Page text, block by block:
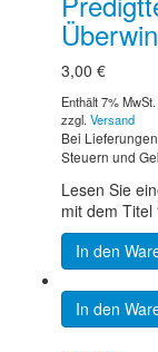
3,00 €
Enthält 7% MwSt.
zzgl. Versand
Bei
Steuern und
Lesen Sie
mit dem Titel
In den
In den